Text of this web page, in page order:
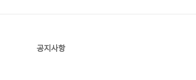
공지사항